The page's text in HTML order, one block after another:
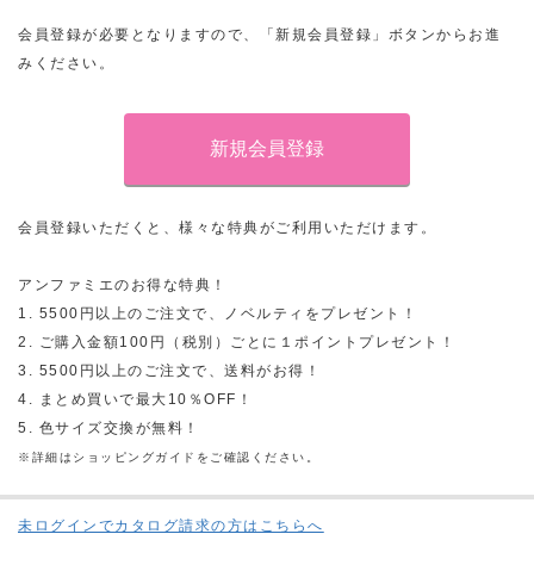
会員登録が必要となりますので、「新規会員登録」ボタンからお進
みください。
会員登録いただくと、様々な特典がご利用いただけます。
アンファミエのお得な特典！
1. 5500円以上のご注文で、ノベルティをプレゼント！
2. ご購入金額100円（税別）ごとに１ポイントプレゼント！
3. 5500円以上のご注文で、送料がお得！
4. まとめ買いで最大10％OFF！
5. 色サイズ交換が無料！
※詳細はショッピングガイドをご確認ください。
未ログインでカタログ請求の方はこちらへ